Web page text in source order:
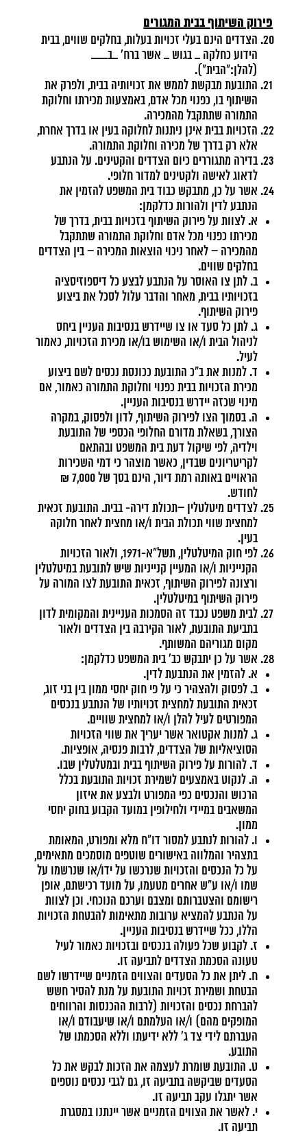
פירוק השיתוף בבית המגורים
הצדדים הינם בעלי זכויות בעלות, בחלקים שווים, בבית
הידוע כחלקה _ בגוש _ אשר ברח' _ב___
(להלן:"הבית").
התובעת מבקשת לממש את זכויותיה בבית, ולפרק את
השיתוף בו, כפנוי מכל אדם, באמצעות מכירתו וחלוקת
התמורה שתתקבל מהמכירה.
הזכויות בבית אינן ניתנות לחלוקה בעין או בדרך אחרת,
אלא רק בדרך של מכירה וחלוקת התמורה.
בדירה מתגוררים כיום הצדדים והקטינים. על הנתבע
לדאוג לאישה ולקטינים למדור חלופי.
אשר על כן, מתבקש כבוד בית המשפט להזמין את
הנתבע לדין ולהורות כדלקמן:
א. לצוות על פירוק השיתוף בזכויות בבית, בדרך של
מכירתו כפנוי מכל אדם וחלוקת התמורה שתתקבל
מהמכירה – לאחר ניכוי הוצאות המכירה – בין הצדדים
בחלקים שווים.
ב. לתן צו האוסר על הנתבע לבצע כל דיספוזיסציה
בזכויותיו בבית, מאחר והדבר עלול לסכל את ביצוע
פירוק השיתוף.
ג. לתן כל סעד או צו שיידרש בנסיבות העניין ביחס
לניהול הבית ו/או השימוש בו/או מכירת הזכויות, כאמור
לעיל.
ד. למנות את ב"כ התובעת ככונסת נכסים לשם ביצוע
מכירת הזכויות בבית כפנוי וחלוקת התמורה כאמור, אם
מינוי שכזה יידרש בנסיבות העניין.
ה. בסמוך הצו לפירוק השיתוף, לדון ולפסוק, במקרה
הצורך, בשאלת מדורם החלופי הכספי של התובעת
וילדיה, לפי שיקול דעת בית המשפט ובהתאם
לקריטריונים שבדין, כאשר מוצהר כי דמי השכירות
הראויים באותה רמת דיור, הינם בסך של 7,000 ₪
לחודש.
לצדדים מיטלטלין –תכולת דירה- בבית. התובעת זכאית
למחצית שווי תכולת הבית ו/או מחצית לאחר חלוקה
בעין.
לפי חוק המיטלטלין, תשל"א-1971, ולאור הזכויות
הקנייניות ו/או המעיין קנייניות שיש לתובעת במיטלטלין
ורצונה לפירוק השיתוף, זכאית התובעת לצו המורה על
פירוק השיתוף במיטלטלין.
לבית משפט נכבד זה הסמכות העניינית והמקומית לדון
בתביעת התובעת, לאור הקירבה בין הצדדים ולאור
מקום מגוריהם המשותף.
אשר על כן יתבקש כב' בית המשפט כדלקמן:
א. להזמין את הנתבעת לדין.
ב. לפסוק ולהצהיר כי על פי חוק יחסי ממון בין בני זוג,
זכאית התובעת למחצית זכויותיו של הנתבע בנכסים
המפורטים לעיל להלן ו/או למחצית שוויים.
ג. למנות אקטואר אשר יעריך את שווי הזכויות
הסוציאליות של הצדדים, לרבות פנסיה, אופציות.
ד. להורות על פירוק השיתוף בבית ובמטלטלין שבו.
ה. לנקוט באמצעים לשמירת זכויות התובעת בכלל
הרכוש והנכסים כפי המפורט ולבצע את איזון
המשאבים במיידי ולחילופין במועד הקבוע בחוק יחסי
ממון.
ו. להורות לנתבע למסור דו"ח מלא ומפורט, המאומת
בתצהיר והמלווה באישורים שוטפים מוסמכים מתאימים,
על כל הנכסים והזכויות שנרכשו על ידו/או שנרשמו על
שמו ו/או ע"ש אחרים מטעמו, על מועד רכישתם, אופן
רישומם והצטברותם ומצבם וערכם הנוכחי. וכן לצוות
על הנתבע להמציא ערובות מתאימות להבטחת הזכויות
הללו, ככל שיידרש בנסיבות העניין.
ז. לקבוע שכל פעולה בנכסים ובזכויות כאמור לעיל
טעונה הסכמת הצדדים לתביעה זו.
ח. ליתן את כל הסעדים והצווים הזמניים שיידרשו לשם
הבטחת ושמירת זכויות התובעת על מנת להסיר חשש
להברחת נכסים והזכויות (לרבות ההכנסות והרווחים
המופקים מהם) ו/או העלמתם ו/או שיעבודם ו/או
העברתם לידי צד ג' ללא ידיעתו וללא הסכמתו של
התובע.
ט. התובעת שומרת לעצמה את הזכות לבקש את כל
הסעדים שביקשה בתביעה זו, גם לגבי נכסים נוספים
אשר יתגלו עקב תביעה זו.
י. לאשר את הצווים הזמניים אשר יינתנו במסגרת
תביעה זו.